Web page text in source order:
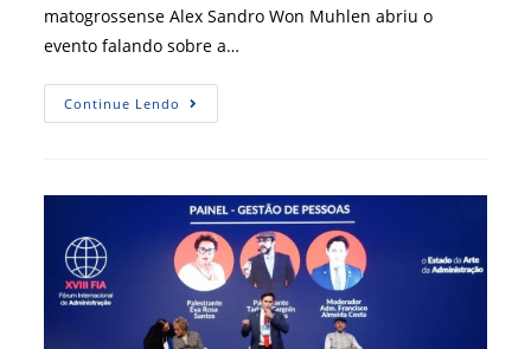
matogrossense Alex Sandro Won Muhlen abriu o
evento falando sobre a…
Continue Lendo Troca
De
Alvo
De
Discussão
Em
Palestra
Sobre
Gestão
Do
Agronegócio